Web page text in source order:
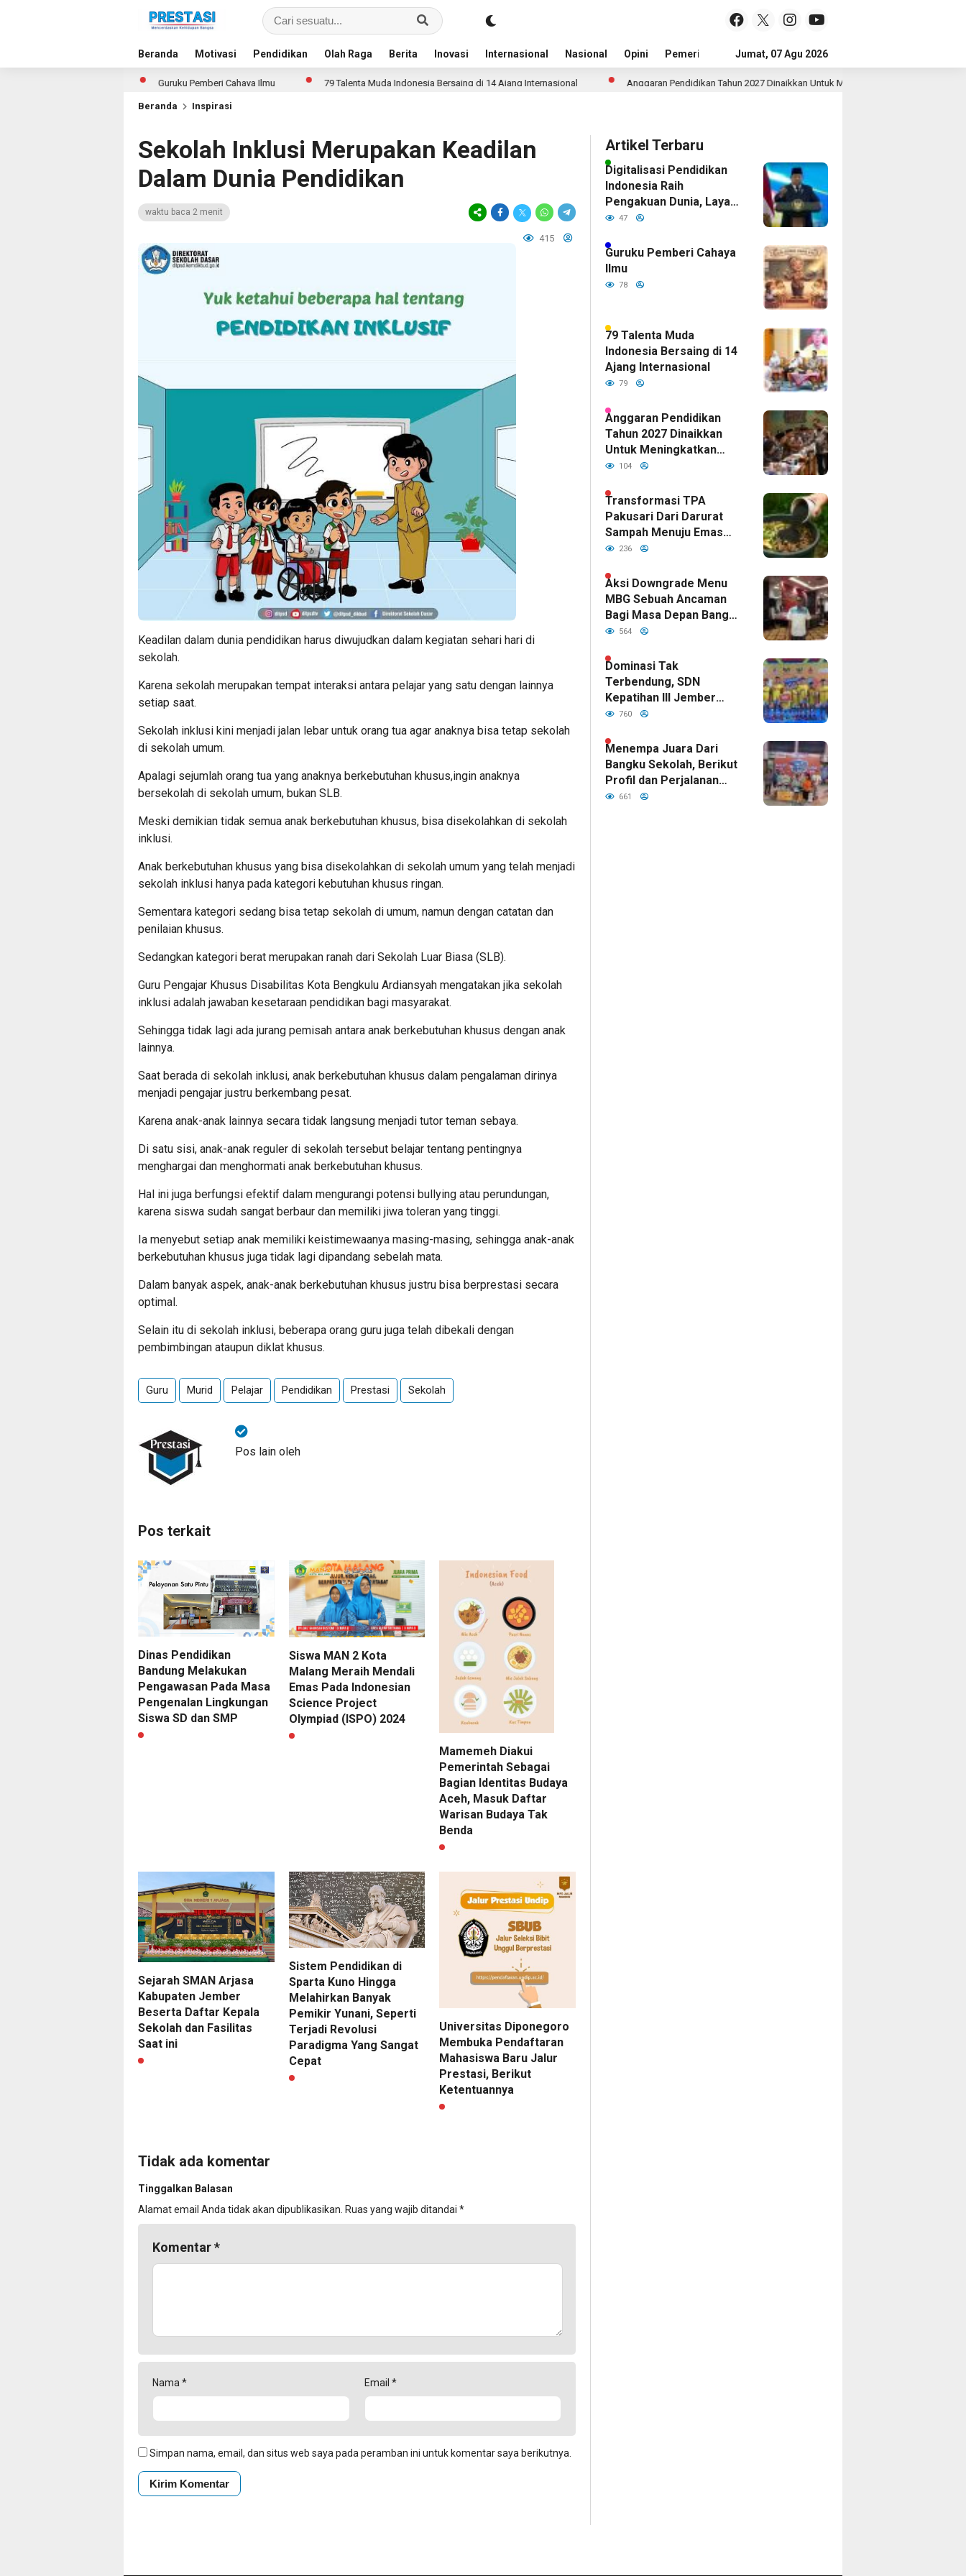
Beranda Motivasi Pendidikan Olah Raga Berita Inovasi Internasional Nasional Opini Pemerintah Sejarah Dan Budaya
Jumat, 07 Agu 2026
Guruku Pemberi Cahaya Ilmu 79 Talenta Muda Indonesia Bersaing di 14 Ajang Internasional Anggaran Pendidikan Tahun 2027 Dinaikkan Untuk Meningkatkan Kualitas Anak Bangsa, Sudah
Beranda Inspirasi
Sekolah Inklusi Merupakan Keadilan
Dalam Dunia Pendidikan
waktu baca 2 menit
415
Keadilan dalam dunia pendidikan harus diwujudkan dalam kegiatan sehari hari di
sekolah.
Karena sekolah merupakan tempat interaksi antara pelajar yang satu dengan lainnya
setiap saat.
Sekolah inklusi kini menjadi jalan lebar untuk orang tua agar anaknya bisa tetap sekolah
di sekolah umum.
Apalagi sejumlah orang tua yang anaknya berkebutuhan khusus,ingin anaknya
bersekolah di sekolah umum, bukan SLB.
Meski demikian tidak semua anak berkebutuhan khusus, bisa disekolahkan di sekolah
inklusi.
Anak berkebutuhan khusus yang bisa disekolahkan di sekolah umum yang telah menjadi
sekolah inklusi hanya pada kategori kebutuhan khusus ringan.
Sementara kategori sedang bisa tetap sekolah di umum, namun dengan catatan dan
penilaian khusus.
Sedangkan kategori berat merupakan ranah dari Sekolah Luar Biasa (SLB).
Guru Pengajar Khusus Disabilitas Kota Bengkulu Ardiansyah mengatakan jika sekolah
inklusi adalah jawaban kesetaraan pendidikan bagi masyarakat.
Sehingga tidak lagi ada jurang pemisah antara anak berkebutuhan khusus dengan anak
lainnya.
Saat berada di sekolah inklusi, anak berkebutuhan khusus dalam pengalaman dirinya
menjadi pengajar justru berkembang pesat.
Karena anak-anak lainnya secara tidak langsung menjadi tutor teman sebaya.
Di satu sisi, anak-anak reguler di sekolah tersebut belajar tentang pentingnya
menghargai dan menghormati anak berkebutuhan khusus.
Hal ini juga berfungsi efektif dalam mengurangi potensi bullying atau perundungan,
karena siswa sudah sangat berbaur dan memiliki jiwa toleran yang tinggi.
Ia menyebut setiap anak memiliki keistimewaanya masing-masing, sehingga anak-anak
berkebutuhan khusus juga tidak lagi dipandang sebelah mata.
Dalam banyak aspek, anak-anak berkebutuhan khusus justru bisa berprestasi secara
optimal.
Selain itu di sekolah inklusi, beberapa orang guru juga telah dibekali dengan
pembimbingan ataupun diklat khusus.
Guru Murid Pelajar Pendidikan Prestasi Sekolah
Pos lain oleh
Pos terkait
Dinas Pendidikan
Bandung Melakukan
Pengawasan Pada Masa
Pengenalan Lingkungan
Siswa SD dan SMP
Siswa MAN 2 Kota
Malang Meraih Mendali
Emas Pada Indonesian
Science Project
Olympiad (ISPO) 2024
Mamemeh Diakui
Pemerintah Sebagai
Bagian Identitas Budaya
Aceh, Masuk Daftar
Warisan Budaya Tak
Benda
Sejarah SMAN Arjasa
Kabupaten Jember
Beserta Daftar Kepala
Sekolah dan Fasilitas
Saat ini
Sistem Pendidikan di
Sparta Kuno Hingga
Melahirkan Banyak
Pemikir Yunani, Seperti
Terjadi Revolusi
Paradigma Yang Sangat
Cepat
Universitas Diponegoro
Membuka Pendaftaran
Mahasiswa Baru Jalur
Prestasi, Berikut
Ketentuannya
Tidak ada komentar
Tinggalkan Balasan
Alamat email Anda tidak akan dipublikasikan. Ruas yang wajib ditandai *
Komentar*
Nama * Email *
Simpan nama, email, dan situs web saya pada peramban ini untuk komentar saya berikutnya.
Artikel Terbaru
Digitalisasi Pendidikan
Indonesia Raih
Pengakuan Dunia, Layar
Pintar Untuk Semua
47
Guruku Pemberi Cahaya
Ilmu
78
79 Talenta Muda
Indonesia Bersaing di 14
Ajang Internasional
79
Anggaran Pendidikan
Tahun 2027 Dinaikkan
Untuk Meningkatkan
Kualitas Anak Bangsa,
DPR RI
104
Transformasi TPA
Pakusari Dari Darurat
Sampah Menuju Emas
Hijau di Era
Fawait
236
Aksi Downgrade Menu
MBG Sebuah Ancaman
Bagi Masa Depan Bangsa
Indonesia
564
Dominasi Tak
Terbendung, SDN
Kepatihan III Jember
Pertahankan Gelar
760
Menempa Juara Dari
Bangku Sekolah, Berikut
Profil dan Perjalanan
Tim Basket SDN
661